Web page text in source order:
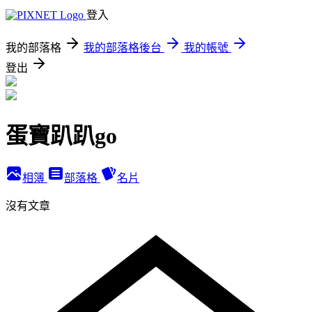
登入
我的部落格 我的部落格後台
我的帳號
登出
蛋寶趴趴go
相簿 部落格 名片
沒有文章